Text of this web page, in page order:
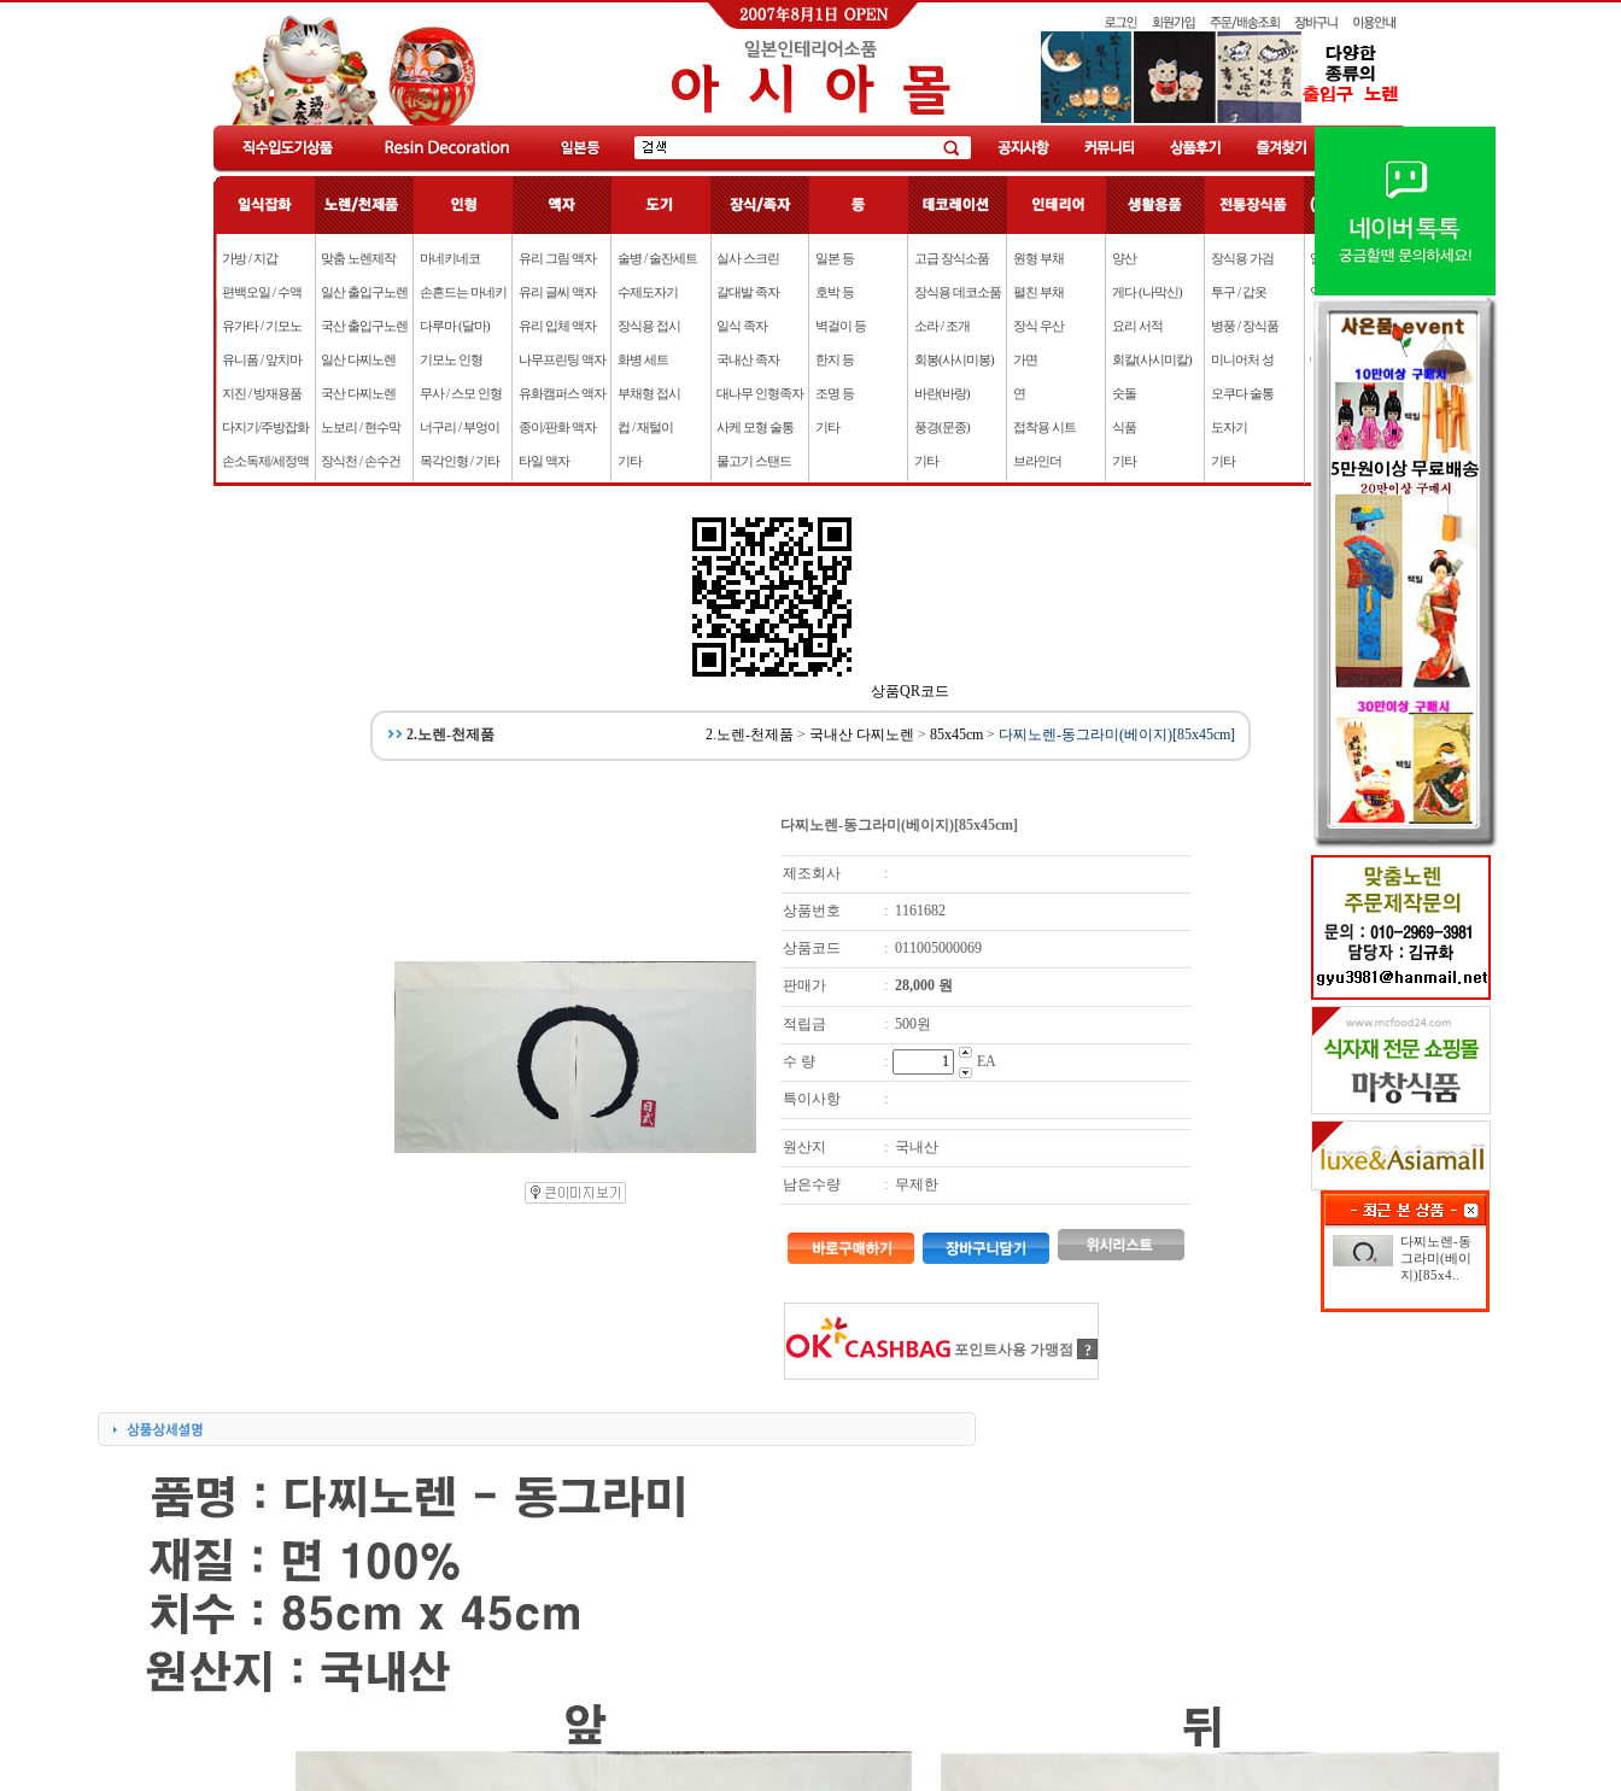
가방 / 지갑
편백오일 / 수액
유가타 / 기모노
유니폼 / 앞치마
지진 / 방재용품
다지기/주방잡화
손소독제/세정액
맞춤 노렌제작
일산 출입구노렌
국산 출입구노렌
일산 다찌노렌
국산 다찌노렌
노보리 / 현수막
장식천 / 손수건
마네키네코
손흔드는 마네키
다루마 (달마)
기모노 인형
무사 / 스모 인형
너구리 / 부엉이
목각인형 / 기타
유리 그림 액자
유리 글씨 액자
유리 입체 액자
나무프린팅 액자
유화캠퍼스 액자
종이/판화 액자
타일 액자
술병 / 술잔세트
수제도자기
장식용 접시
화병 세트
부채형 접시
컵 / 재털이
기타
실사 스크린
갈대발 족자
일식 족자
국내산 족자
대나무 인형족자
사케 모형 술통
물고기 스탠드
일본 등
호박 등
벽걸이 등
한지 등
조명 등
기타
고급 장식소품
장식용 데코소품
소라 / 조개
회봉(사시미봉)
바란(바랑)
풍경(문종)
기타
원형 부채
펼친 부채
장식 우산
가면
연
접착용 시트
브라인더
양산
게다 (나막신)
요리 서적
회칼(사시미칼)
숫돌
식품
기타
장식용 가검
투구 / 갑옷
병풍 / 장식품
미니어처 성
오쿠다 술통
도자기
기타
일본 하꼬비
일본 수출입대행
일본 구매 대행
GUCCI 아울렛
일본 중고 골프
1 + 1 상품
모 음 상 품
상품QR코드
2.노렌-천제품 2.노렌-천제품 > 국내산 다찌노렌 > 85x45cm > 다찌노렌-동그라미(베이지)[85x45cm]
다찌노렌-동그라미(베이지)[85x45cm]
제조회사 :
상품번호 : 1161682
상품코드 : 011005000069
판매가 : 28,000 원
적립금 : 500원
수 량 : EA
특이사항 :
원산지 : 국내산
남은수량 : 무제한
포인트사용 가맹점 ?
다찌노렌-동
그라미(베이
지)[85x4..